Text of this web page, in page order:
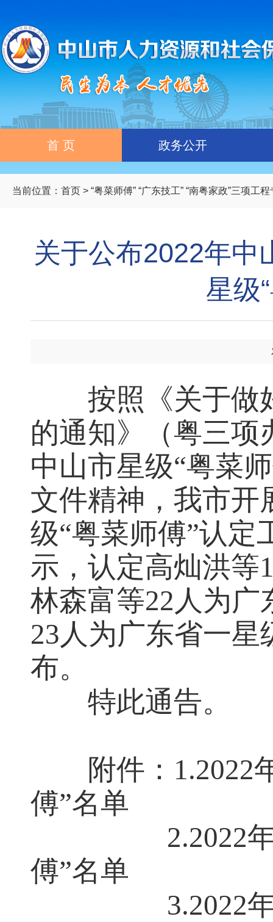
首 页 政务公开
当前位置： 首页 > “粤菜师傅” “广东技工” “南粤家政”三项工
关于公布2022年中
星级
按照《关于做
的通知》（粤三项
中山市星级“粤菜
文件精神，我市开
级“粤菜师傅”认定
示，认定高灿洪等
林森富等22人为广
23人为广东省一星
布。
特此通告。
附件：1.2022
傅”名单
2.2022
傅”名单
3.2022